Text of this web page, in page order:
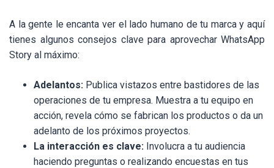
A la gente le encanta ver el lado humano de tu marca y aquí
tienes algunos consejos clave para aprovechar WhatsApp
Story al máximo:
Adelantos: Publica vistazos entre bastidores de las
operaciones de tu empresa. Muestra a tu equipo en
acción, revela cómo se fabrican los productos o da un
adelanto de los próximos proyectos.
La interacción es clave: Involucra a tu audiencia
haciendo preguntas o realizando encuestas en tus